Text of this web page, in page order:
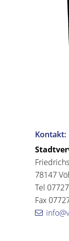
Kontakt:
78147
Tel
Fax